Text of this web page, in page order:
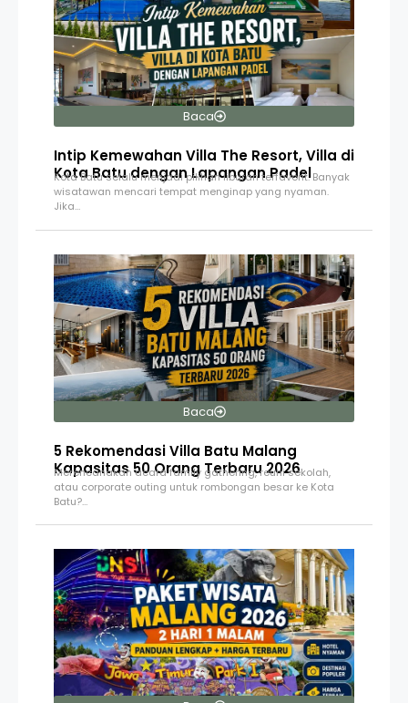
Baca
Intip Kemewahan Villa The Resort, Villa di
Kota Batu dengan Lapangan Padel
Kota Batu selalu menjadi pilihan liburan terfavorit. Banyak
wisatawan mencari tempat menginap yang nyaman.
Jika…
Baca
5 Rekomendasi Villa Batu Malang
Kapasitas 50 Orang Terbaru 2026
Merencanakan acara family gathering, reuni sekolah,
atau corporate outing untuk rombongan besar ke Kota
Batu?…